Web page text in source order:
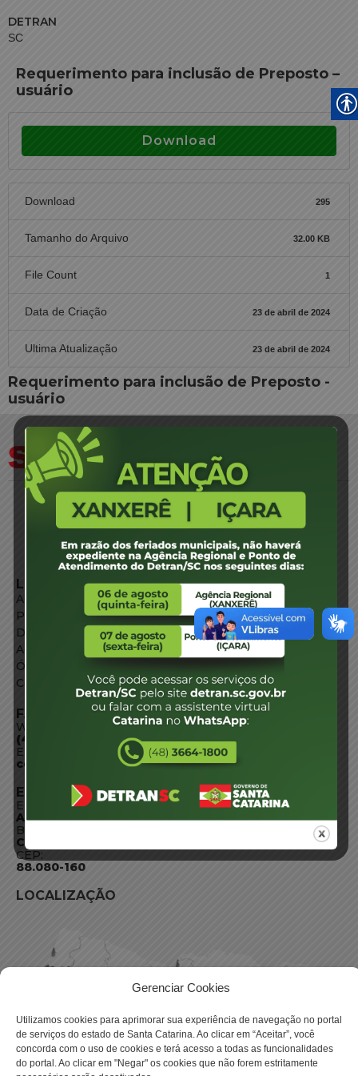
Gerenciar Cookies
Utilizamos cookies para aprimorar sua experiência de navegação no portal
de serviços do estado de Santa Catarina. Ao clicar em “Aceitar”, você
concorda com o uso de cookies e terá acesso a todas as funcionalidades
do portal. Ao clicar em "Negar" os cookies que não forem estritamente
DETRAN
SC
Requerimento para inclusão de Preposto –
usuário
Download
Download 295
Tamanho do Arquivo 32.00 KB
File Count 1
Data de Criação 23 de abril de 2024
Ultima Atualização 23 de abril de 2024
Requerimento para inclusão de Preposto -
usuário
LINKS EXTERNOS
Agência de Notícias
Portal de Serviços
Diário Oficial
Acesso à Informação
Órgãos do Governo
Conheça SC
FALE CONOSCO
WhatsApp:
(48) 3664-1800
E-mail:
centraldeinformacoes@detran.sc.gov.br
ENDEREÇO
Endereço:
Av. Almirante Tamandaré - 480
Bairro:
Coqueiros, Florianópolis SC
CEP:
88.080-160
LOCALIZAÇÃO